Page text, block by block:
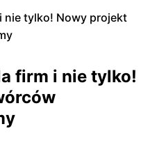
firm i nie tylko!